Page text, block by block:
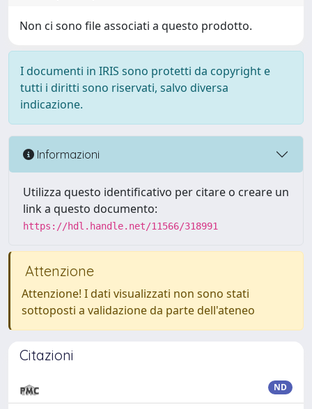
Non ci sono file associati a questo prodotto.
I documenti in IRIS sono protetti da copyright e
tutti i diritti sono riservati, salvo diversa
indicazione.
Informazioni
Utilizza questo identificativo per citare o creare un
link a questo documento:
https://hdl.handle.net/11566/318991
Attenzione
Attenzione! I dati visualizzati non sono stati
sottoposti a validazione da parte dell'ateneo
Citazioni
ND